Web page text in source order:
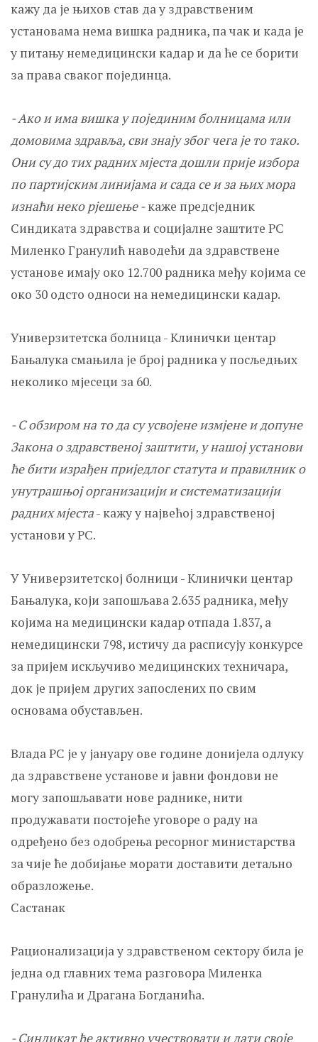
кажу да је њихов став да у здравственим
установама нема вишка радника, па чак и када је
у питању немедицински кадар и да ће се борити
за права сваког појединца.
- Ако и има вишка у појединим болницама или
домовима здравља, сви знају због чега је то тако.
Они су до тих радних мјеста дошли прије избора
по партијским линијама и сада се и за њих мора
изнаћи неко рјешење -каже предсједник
Синдиката здравства и социјалне заштите РС
Миленко Гранулић наводећи да здравствене
установе имају око 12.700 радника међу којима се
око 30 одсто односи на немедицински кадар.
Универзитетска болница - Клинички центар
Бањалука смањила је број радника у посљедњих
неколико мјесеци за 60.
- С обзиром на то да су усвојене измјене и допуне
Закона о здравственој заштити, у нашој установи
ће бити израђен приједлог статута и правилник о
унутрашњој организацији и систематизацији
радних мјеста- кажу у највећој здравственој
установи у РС.
У Универзитетској болници - Клинички центар
Бањалука, који запошљава 2.635 радника, међу
којима на медицински кадар отпада 1.837, а
немедицински 798, истичу да расписују конкурсе
за пријем искључиво медицинских техничара,
док је пријем других запослених по свим
основама обустављен.
Влада РС је у јануару ове године донијела одлуку
да здравствене установе и јавни фондови не
могу запошљавати нове раднике, нити
продужавати постојеће уговоре о раду на
одређено без одобрења ресорног министарства
за чије ће добијање морати доставити детаљно
образложење.
Састанак
Рационализација у здравственом сектору била је
једна од главних тема разговора Миленка
Гранулића и Драгана Богданића.
- Синдикат ће активно учествовати и дати своје